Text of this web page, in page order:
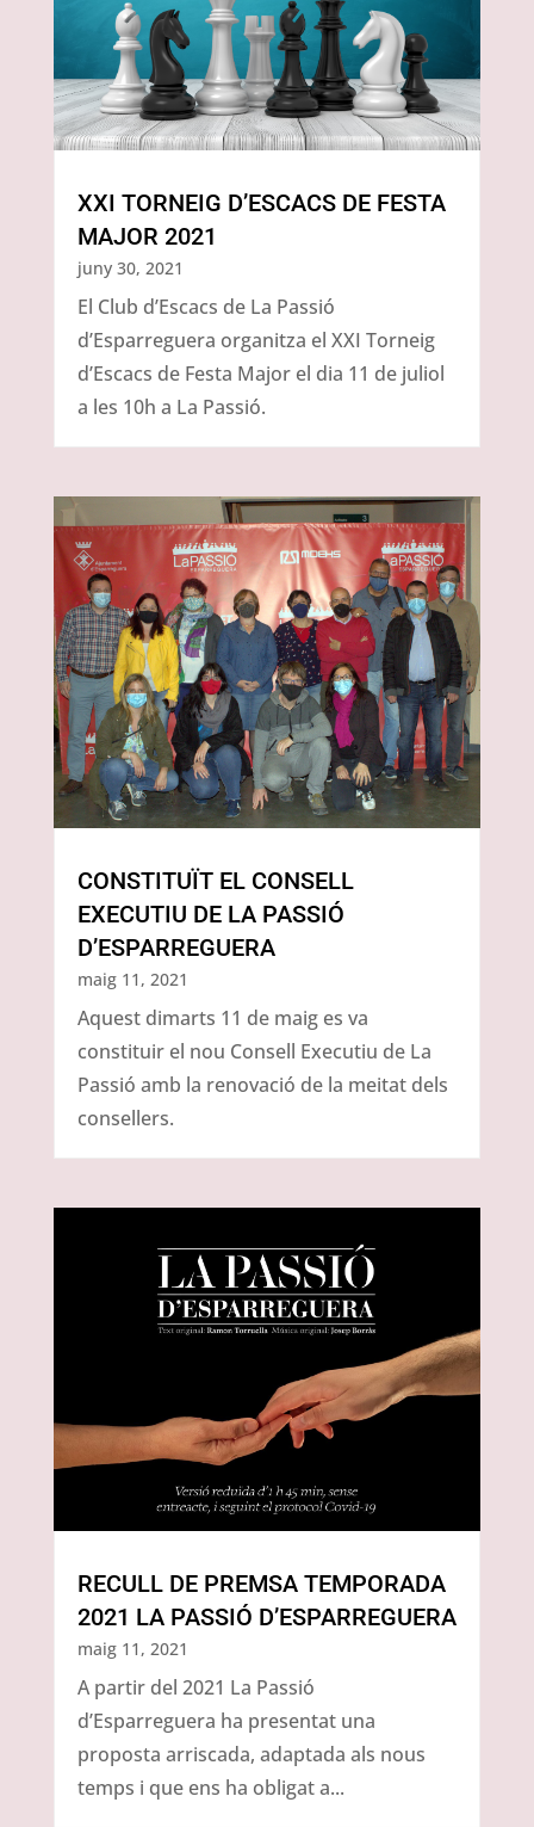
XXI TORNEIG D’ESCACS DE FESTA
MAJOR 2021
juny 30, 2021
El Club d’Escacs de La Passió
d’Esparreguera organitza el XXI Torneig
d’Escacs de Festa Major el dia 11 de juliol
a les 10h a La Passió.
CONSTITUÏT EL CONSELL
EXECUTIU DE LA PASSIÓ
D’ESPARREGUERA
maig 11, 2021
Aquest dimarts 11 de maig es va
constituir el nou Consell Executiu de La
Passió amb la renovació de la meitat dels
consellers.
RECULL DE PREMSA TEMPORADA
2021 LA PASSIÓ D’ESPARREGUERA
maig 11, 2021
A partir del 2021 La Passió
d’Esparreguera ha presentat una
proposta arriscada, adaptada als nous
temps i que ens ha obligat a...